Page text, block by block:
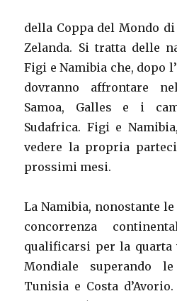
della Coppa del Mondo di
Zelanda. Si tratta delle
Figi e Namibia che, dopo
dovranno affrontare
Samoa, Galles e i
Sudafrica. Figi e
vedere la propria
prossimi mesi.
La Namibia, nonostante
concorrenza
qualificarsi per la quarta
Mondiale superando
Tunisia e Costa